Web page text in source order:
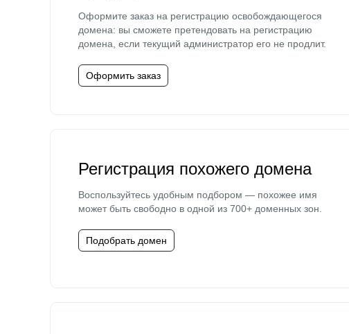
Оформите заказ на регистрацию освобождающегося
домена: вы сможете претендовать на регистрацию
домена, если текущий администратор его не продлит.
Оформить заказ
Регистрация похожего домена
Воспользуйтесь удобным подбором — похожее имя
может быть свободно в одной из 700+ доменных зон.
Подобрать домен